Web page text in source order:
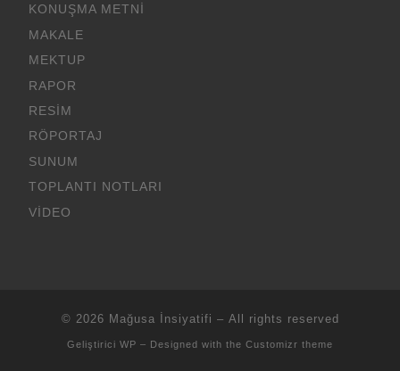
KONUŞMA METNI
MAKALE
MEKTUP
RAPOR
RESIM
RÖPORTAJ
SUNUM
TOPLANTI NOTLARI
VIDEO
© 2026 Mağusa İnsiyatifi – All rights reserved
Geliştirici WP – Designed with the Customizr theme